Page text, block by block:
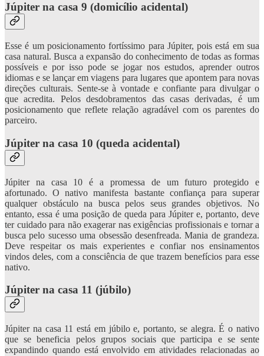
Júpiter na casa 9 (domicílio acidental)
Esse é um posicionamento fortíssimo para Júpiter, pois está em sua
casa natural. Busca a expansão do conhecimento de todas as formas
possíveis e por isso pode se jogar nos estudos, aprender outros
idiomas e se lançar em viagens para lugares que apontem para novas
direções culturais. Sente-se à vontade e confiante para divulgar o
que acredita. Pelos desdobramentos das casas derivadas, é um
posicionamento que reflete relação agradável com os parentes do
parceiro.
Júpiter na casa 10 (queda acidental)
Júpiter na casa 10 é a promessa de um futuro protegido e
afortunado. O nativo manifesta bastante confiança para superar
qualquer obstáculo na busca pelos seus grandes objetivos. No
entanto, essa é uma posição de queda para Júpiter e, portanto, deve
ter cuidado para não exagerar nas exigências profissionais e tornar a
busca pelo sucesso uma obsessão desenfreada. Mania de grandeza.
Deve respeitar os mais experientes e confiar nos ensinamentos
vindos deles, com a consciência de que trazem benefícios para esse
nativo.
Júpiter na casa 11 (júbilo)
Júpiter na casa 11 está em júbilo e, portanto, se alegra. É o nativo
que se beneficia pelos grupos sociais que participa e se sente
expandindo quando está envolvido em atividades relacionadas ao